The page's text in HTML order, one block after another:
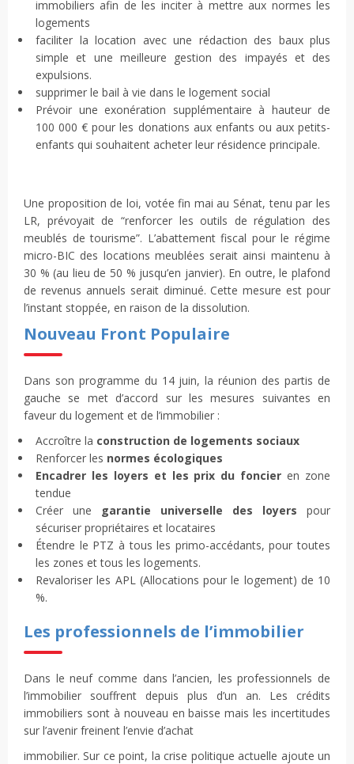
immobiliers afin de les inciter à mettre aux normes les
logements
faciliter la location avec une rédaction des baux plus
simple et une meilleure gestion des impayés et des
expulsions.
supprimer le bail à vie dans le logement social
Prévoir une exonération supplémentaire à hauteur de
100 000 € pour les donations aux enfants ou aux petits-
enfants qui souhaitent acheter leur résidence principale.
Une proposition de loi, votée fin mai au Sénat, tenu par les
LR, prévoyait de “renforcer les outils de régulation des
meublés de tourisme”. L’abattement fiscal pour le régime
micro-BIC des locations meublées serait ainsi maintenu à
30 % (au lieu de 50 % jusqu’en janvier). En outre, le plafond
de revenus annuels serait diminué. Cette mesure est pour
l’instant stoppée, en raison de la dissolution.
Nouveau Front Populaire
Dans son programme du 14 juin, la réunion des partis de
gauche se met d’accord sur les mesures suivantes en
faveur du logement et de l’immobilier :
Accroître la construction de logements sociaux
Renforcer les normes écologiques
Encadrer les loyers et les prix du foncier en zone
tendue
Créer une garantie universelle des loyers pour
sécuriser propriétaires et locataires
Étendre le PTZ à tous les primo-accédants, pour toutes
les zones et tous les logements.
Revaloriser les APL (Allocations pour le logement) de 10
%.
Les professionnels de l’immobilier
Dans le neuf comme dans l’ancien, les professionnels de
l’immobilier souffrent depuis plus d’un an. Les crédits
immobiliers sont à nouveau en baisse mais les incertitudes
sur l’avenir freinent l’envie d’achat
immobilier. Sur ce point, la crise politique actuelle ajoute un